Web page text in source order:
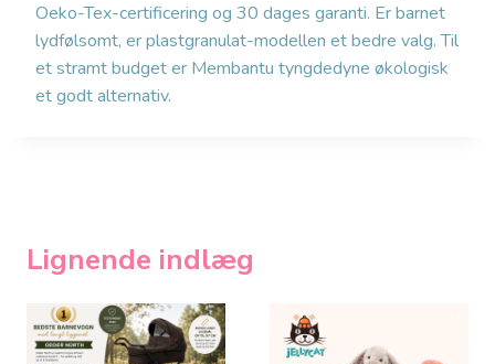
Oeko-Tex-certificering og 30 dages garanti. Er barnet
lydfølsomt, er plastgranulat-modellen et bedre valg. Til
et stramt budget er Membantu tyngdedyne økologisk
et godt alternativ.
Lignende indlæg